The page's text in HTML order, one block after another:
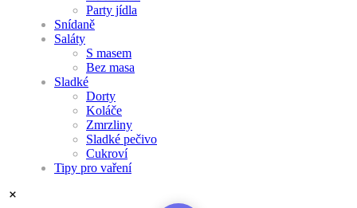
Party jídla
Snídaně
Saláty
S masem
Bez masa
Sladké
Dorty
Koláče
Zmrzliny
Sladké pečivo
Cukroví
Tipy pro vaření